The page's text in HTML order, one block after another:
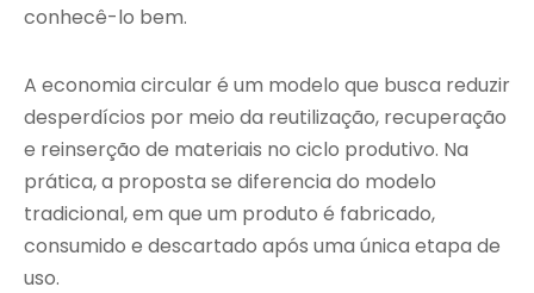
conhecê-lo bem.
A economia circular é um modelo que busca reduzir
desperdícios por meio da reutilização, recuperação
e reinserção de materiais no ciclo produtivo. Na
prática, a proposta se diferencia do modelo
tradicional, em que um produto é fabricado,
consumido e descartado após uma única etapa de
uso.